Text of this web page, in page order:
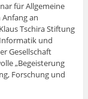
für Allgemeine
an
Tschira Stiftung
und
Gesellschaft
„Begeisterung
Forschung und